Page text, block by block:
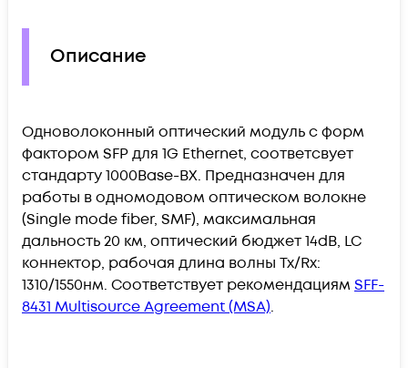
Описание
Одноволоконный оптический модуль с форм
фактором SFP для 1G Ethernet, соответсвует
стандарту 1000Base-BX. Предназначен для
работы в одномодовом оптическом волокне
(Single mode fiber, SMF), максимальная
дальность 20 км, оптический бюджет 14dB, LC
коннектор, рабочая длина волны Tx/Rx:
1310/1550нм. Соответствует рекомендациям SFF-
8431 Multisource Agreement (MSA).